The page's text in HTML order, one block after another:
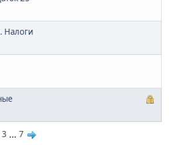
Налоги
3 ... 7